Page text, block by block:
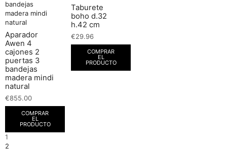
Aparador
Awen 4
cajones 2
puertas 3
bandejas
madera mindi
natural
€855.00
COMPRAR
EL
PRODUCTO
Taburete
boho d.32
h.42 cm
€29.96
COMPRAR
EL
PRODUCTO
1
2